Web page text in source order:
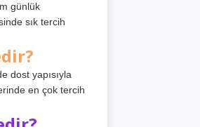
günlük
sık tercih
dost yapısıyla
en çok tercih